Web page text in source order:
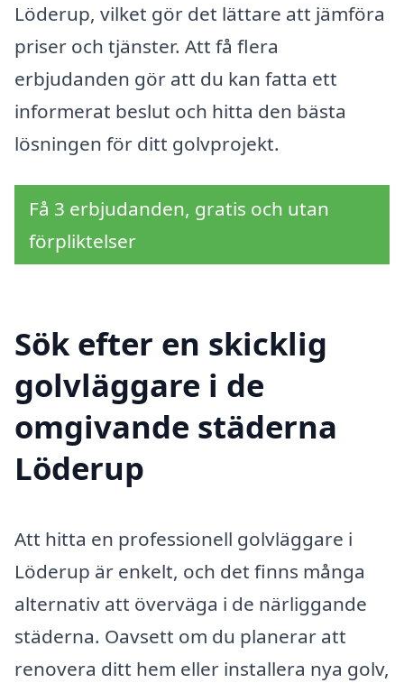
Löderup, vilket gör det lättare att jämföra
priser och tjänster. Att få flera
erbjudanden gör att du kan fatta ett
informerat beslut och hitta den bästa
lösningen för ditt golvprojekt.
Få 3 erbjudanden, gratis och utan
förpliktelser
Sök efter en skicklig
golvläggare i de
omgivande städerna
Löderup
Att hitta en professionell golvläggare i
Löderup är enkelt, och det finns många
alternativ att överväga i de närliggande
städerna. Oavsett om du planerar att
renovera ditt hem eller installera nya golv,